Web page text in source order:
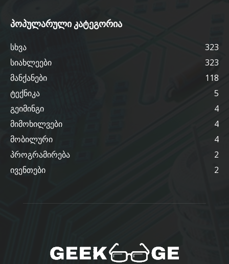
პოპულარული კატეგორია
სხვა
323
სიახლეები
323
მანქანები
118
ტექნიკა
5
გეიმინგი
4
მიმოხილვები
4
მობილური
4
პროგრამირება
2
ივენთები
2